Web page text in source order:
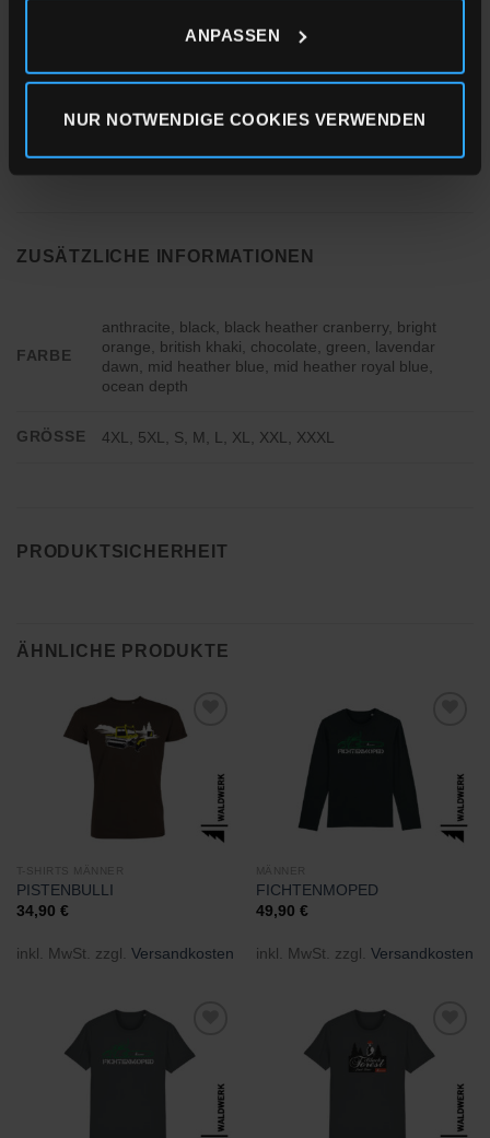
ANPASSEN
NUR NOTWENDIGE COOKIES VERWENDEN
ZUSÄTZLICHE INFORMATIONEN
FARBE
anthracite, black, black heather cranberry, bright
orange, british khaki, chocolate, green, lavendar
dawn, mid heather blue, mid heather royal blue,
ocean depth
GRÖSSE 4XL, 5XL, S, M, L, XL, XXL, XXXL
PRODUKTSICHERHEIT
ÄHNLICHE PRODUKTE
Zu
Wunschliste
hinzufügen
T-SHIRTS MÄNNER
PISTENBULLI
34,90 €
inkl. MwSt. zzgl. Versandkosten
Wunschliste
hinzufügen
MÄNNER
FICHTENMOPED
49,90 €
inkl. MwSt. zzgl. Versandkosten
Zu
Wunschliste
hinzufügen
Zu
Wunschliste
hinzufügen